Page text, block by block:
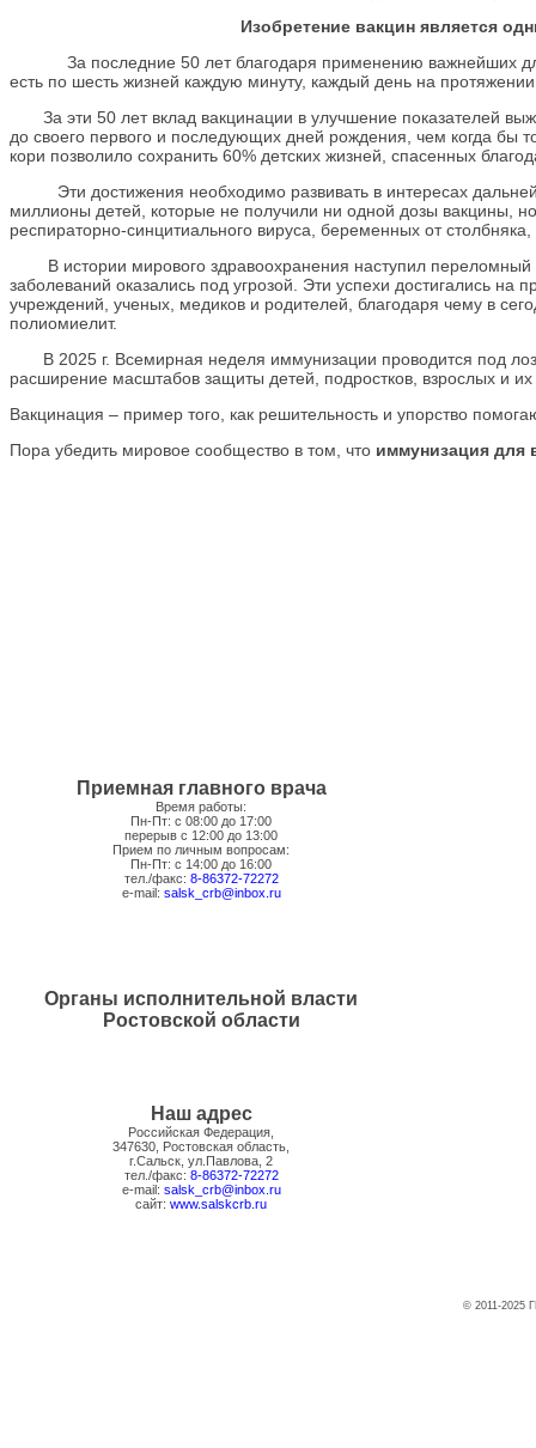
Изобретение вакцин является
За последние 50 лет благодаря применению важнейших
есть по шесть жизней каждую минуту, каждый день на
За эти 50 лет вклад вакцинации в улучшение показателей
до своего первого и последующих дней рождения, чем когда бы
кори позволило сохранить 60% детских жизней, спасенных
Эти достижения необходимо развивать в интересах
миллионы детей, которые не получили ни одной дозы вакцины,
респираторно-синцитиального вируса, беременных от
В истории мирового здравоохранения наступил переломный
заболеваний оказались под угрозой. Эти успехи достигались
учреждений, ученых, медиков и родителей, благодаря чему в
полиомиелит.
В 2025 г. Всемирная неделя иммунизации проводится под
расширение масштабов защиты детей, подростков, взрослых и
Вакцинация – пример того, как решительность и упорство
Пора убедить мировое сообщество в том, что иммунизация для
Приемная главного врача
Время работы:
Пн-Пт: с 08:00 до 17:00
перерыв с 12:00 до 13:00
Прием по личным вопросам:
Пн-Пт: с 14:00 до 16:00
тел./факс: 8-86372-72272
e-mail: salsk_crb@inbox.ru
Органы исполнительной власти
Ростовской области
Наш адрес
Российская Федерация,
347630, Ростовская область,
г.Сальск, ул.Павлова, 2
тел./факс: 8-86372-72272
e-mail: salsk_crb@inbox.ru
сайт: www.salskcrb.ru
© 2011-2025